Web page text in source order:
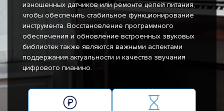
изношенных датчиков или ремонте цепей питания,
чтобы обеспечить стабильное функционирование
инструмента. Восстановление программного
обеспечения и обновление встроенных звуковых
библиотек также являются важными аспектами
поддержания актуальности и качества звучания
цифрового пианино.